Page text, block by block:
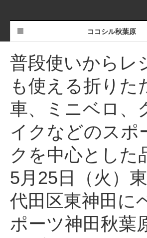
ココシル秋葉原
普段使いからレ
も使える折りた
車、ミニベロ、
イクなどのスポ
クを中心とした
5月25日（火）
代田区東神田に
ポーツ神田秋葉